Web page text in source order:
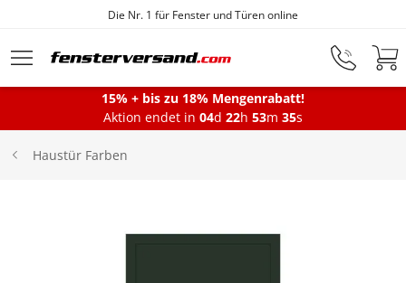
Zum Hauptinhalt springen
Die Nr. 1 für Fenster und Türen online
Montageservice
15% + bis zu 18% Mengenrabatt!
Aktion endet in 04d 22h 53m 35s
Haustür Farben